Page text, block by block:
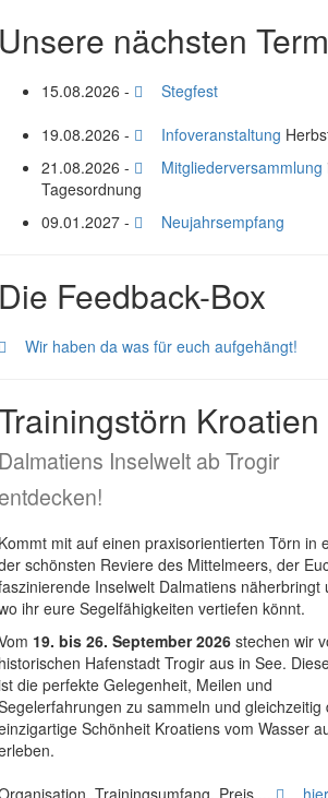
Unsere nächsten
15.08.2026 -
Stegfest
19.08.2026 -
Infoveranstaltung
21.08.2026 -
Mitgliederversammlung
Tagesordnung
09.01.2027 -
Neujahrsempfang
Die Feedback-Box
Wir haben da was für euch aufgehängt!
Kroatien
Dalmatiens Inselwelt ab Trogir
Kommt mit auf einen praxisorientierten Törn in
schönsten Reviere des Mittelmeers, der
Inselwelt Dalmatiens näherbringt
ihr eure Segelfähigkeiten vertiefen könnt.
19. bis 26. September 2026 stechen wir
historischen Hafenstadt Trogir aus in See.
die perfekte Gelegenheit, Meilen und
zu sammeln und gleichzeitig
Schönheit Kroatiens vom Wasser
Trainingsumfang, Preis ...